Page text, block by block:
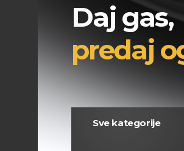
Daj gas,
predaj
Sve kategorije